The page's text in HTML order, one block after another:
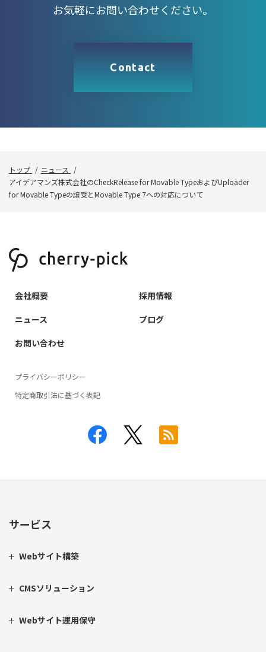
お気軽にお問い合わせください。
Contact
トップ
ニュース
アイデアマンズ株式会社のCheckRelease for Movable TypeおよびUploader
for Movable Typeの譲受とMovable Type 7への対応について
サービス
Webサイト構築
CMSソリューション
Webサイト運用保守
会社概要
採用情報
ニュース
ブログ
お問い合わせ
プライバシーポリシー
特定商取引法に基づく表記